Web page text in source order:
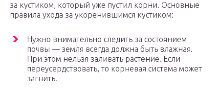
за кустиком, который уже пустил корни. Основные
правила ухода за укоренившимся кустиком:
Нужно внимательно следить за состоянием
почвы — земля всегда должна быть влажная.
При этом нельзя заливать растение. Если
переусердствовать, то корневая система может
загнить.